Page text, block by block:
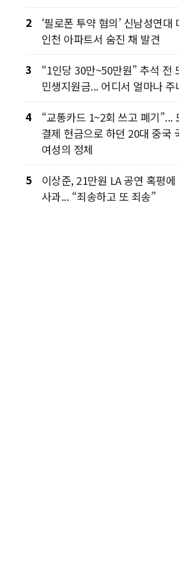
2
‘필로폰 투약 혐의’ 신남성연대
인천 아파트서 숨진 채 발견
3
“1인당 30만~50만원” 추석 전
민생지원금... 어디서 얼마나 주
4
“교통카드 1~2회 쓰고 폐기”...
결제 현금으로 하던 20대 중국
여성의 정체
5
이상준, 21만원 LA 공연 혹평에
사과... “죄송하고 또 죄송”